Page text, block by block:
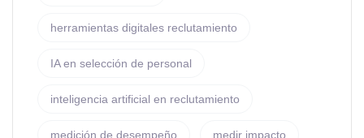
herramientas digitales reclutamiento
IA en selección de personal
inteligencia artificial en reclutamiento
medición de desempeño medir impacto